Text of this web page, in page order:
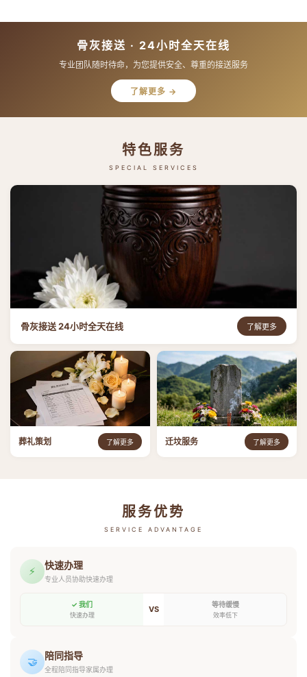
骨灰接送 · 24小时全天在线
专业团队随时待命，为您提供安全、尊重的接送服务
了解更多 →
特色服务
SPECIAL SERVICES
骨灰接送 24小时全天在线 了解更多
葬礼策划 了解更多 迁坟服务 了解更多
服务优势
SERVICE ADVANTAGE
⚡ 快速办理
专业人员协助快速办理
✓ 我们
快速办理
VS 等待缓慢
效率低下
🤝 陪同指导
全程陪同指导家属办理